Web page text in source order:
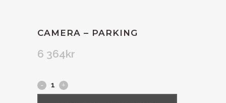
CAMERA – PARKING
6 364kr